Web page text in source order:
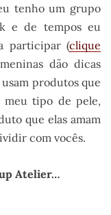
tenho um grupo
e de tempos eu
participar (clique
dão dicas
produtos que
meu tipo de pele,
que elas amam
com vocês.
Atelier…